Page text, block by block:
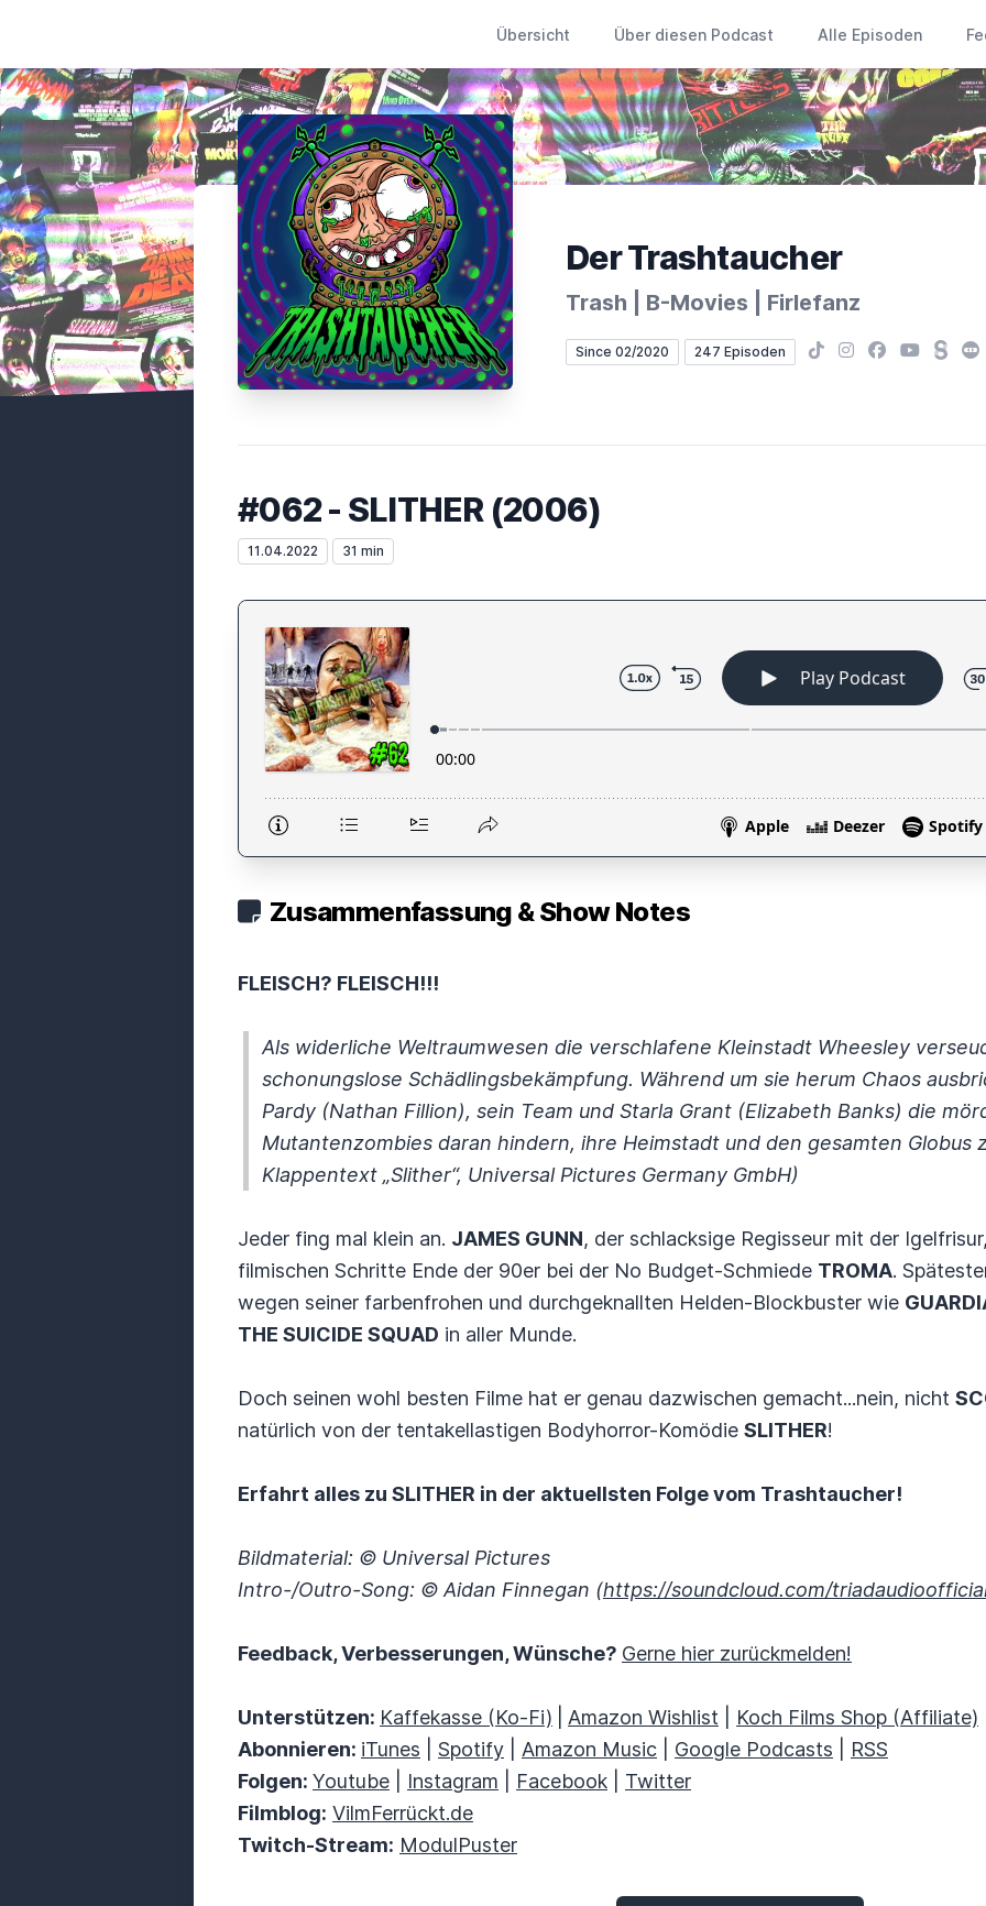
Übersicht Über diesen Podcast Alle Episoden
Der Trashtaucher
Trash | B-Movies | Firlefanz
Since 02/2020 247 Episoden TikTokInstagram
Facebook
YouTube
#062 - SLITHER (2006)
11.04.2022 31 min
Zusammenfassung & Show Notes
FLEISCH? FLEISCH!!!
Als widerliche Weltraumwesen die verschlafene Kleinstadt Wheesley
schonungslose Schädlingsbekämpfung. Während um sie herum Chaos
Pardy (Nathan Fillion), sein Team und Starla Grant (Elizabeth Banks) die
Mutantenzombies daran hindern, ihre Heimstadt und den gesamten Globus
Klappentext „Slither“, Universal Pictures Germany GmbH)
Jeder fing mal klein an. JAMES GUNN, der schlacksige Regisseur mit der
filmischen Schritte Ende der 90er bei der No Budget-Schmiede TROMA.
wegen seiner farbenfrohen und durchgeknallten Helden-Blockbuster wie
THE SUICIDE SQUAD in aller Munde.
Doch seinen wohl besten Filme hat er genau dazwischen gemacht...nein, nicht
natürlich von der tentakellastigen Bodyhorror-Komödie SLITHER!
Erfahrt alles zu SLITHER in der aktuellsten Folge vom Trashtaucher!
Bildmaterial: © Universal Pictures
Intro-/Outro-Song: © Aidan Finnegan (https://soundcloud.com/
Feedback, Verbesserungen, Wünsche? Gerne hier zurückmelden!
Unterstützen: Kaffekasse (Ko-Fi) Amazon Wishlist
Koch Films Shop (Affiliate)
Abonnieren: iTunes Spotify Amazon Music Google Podcasts
RSS
Folgen: Youtube Instagram Facebook
Twitter
Filmblog: VilmFerrückt.de
Twitch-Stream: ModulPuster